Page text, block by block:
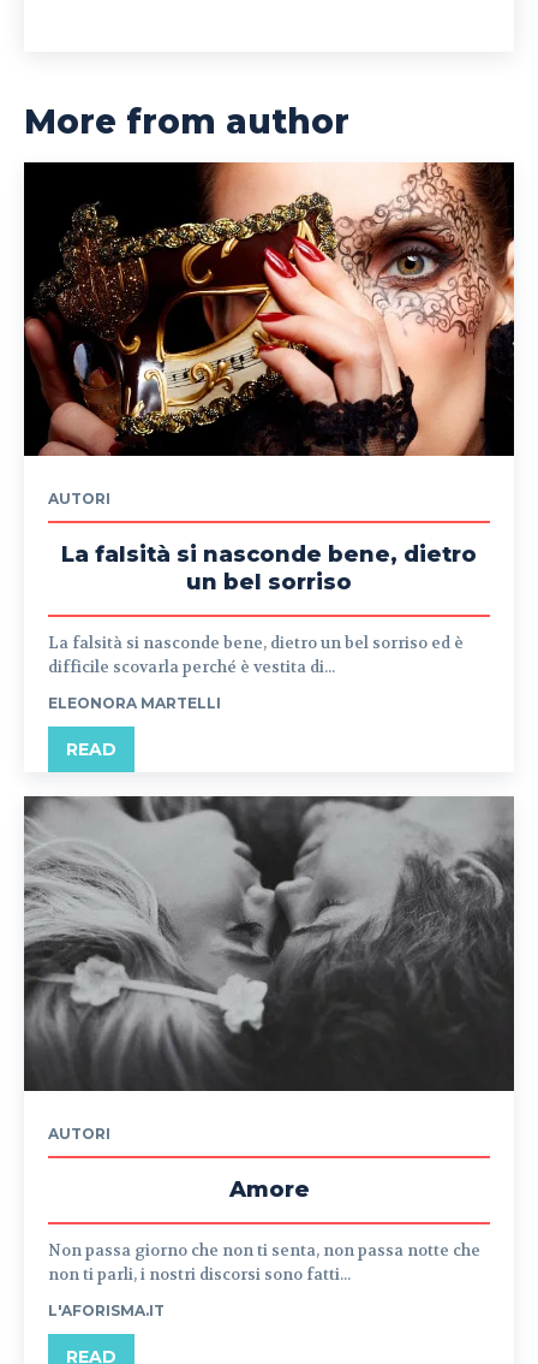
More from author
AUTORI
La falsità si nasconde bene, dietro
un bel sorriso
La falsità si nasconde bene, dietro un bel sorriso ed è
difficile scovarla perché è vestita di...
ELEONORA MARTELLI
READ
AUTORI
Amore
Non passa giorno che non ti senta, non passa notte che
non ti parli, i nostri discorsi sono fatti...
L'AFORISMA.IT
READ